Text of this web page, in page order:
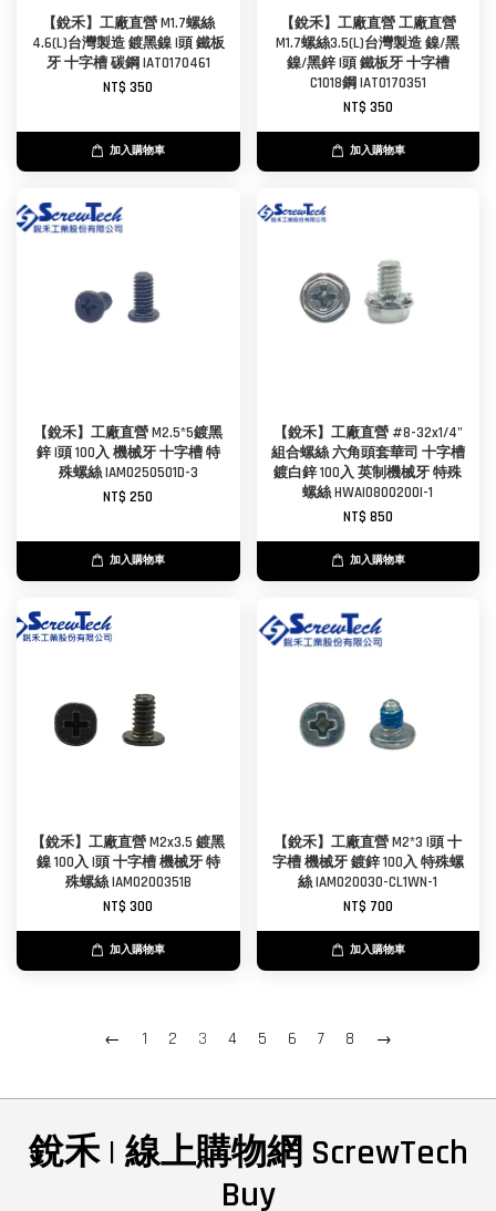
【銳禾】工廠直營 M1.7螺絲
4.6(L)台灣製造 鍍黑鎳 I頭 鐵板
牙 十字槽 碳鋼 IAT0170461
NT$ 350
加入購物車
【銳禾】工廠直營 工廠直營
M1.7螺絲3.5(L)台灣製造 鎳/黑
鎳/黑鋅 I頭 鐵板牙 十字槽
C1018鋼 IAT0170351
NT$ 350
加入購物車
【銳禾】工廠直營 M2.5*5鍍黑
鋅 I頭 100入 機械牙 十字槽 特
殊螺絲 IAM0250501D-3
NT$ 250
加入購物車
【銳禾】工廠直營 #8-32x1/4"
組合螺絲 六角頭套華司 十字槽
鍍白鋅 100入 英制機械牙 特殊
螺絲 HWAI0800200I-1
NT$ 850
加入購物車
【銳禾】工廠直營 M2x3.5 鍍黑
鎳 100入 I頭 十字槽 機械牙 特
殊螺絲 IAM0200351B
NT$ 300
加入購物車
【銳禾】工廠直營 M2*3 I頭 十
字槽 機械牙 鍍鋅 100入 特殊螺
絲 IAM020030-CL1WN-1
NT$ 700
加入購物車
← 1 2 3 4 5 6 7 8 →
銳禾 | 線上購物網 ScrewTech
Buy